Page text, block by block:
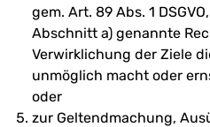
gem. Art. 89 Abs. 1
Abschnitt a) genannte
Verwirklichung der Ziele
unmöglich macht oder
oder
zur Geltendmachung,